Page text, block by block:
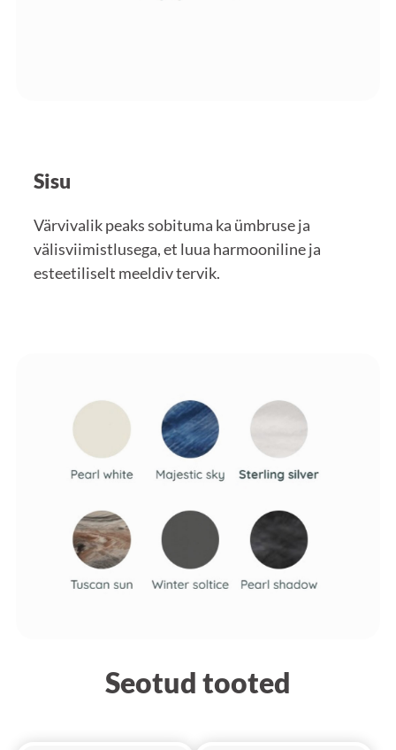
Seotud tooted
Sisu
Värvivalik peaks sobituma ka ümbruse ja
välisviimistlusega, et luua harmooniline ja
esteetiliselt meeldiv tervik.